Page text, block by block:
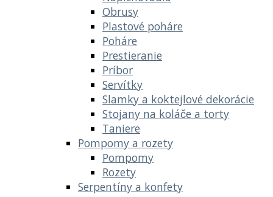
Obrusy
Plastové poháre
Poháre
Prestieranie
Príbor
Servítky
Slamky a koktejlové dekorácie
Stojany na koláče a torty
Taniere
Pompomy a rozety
Pompomy
Rozety
Serpentíny a konfety